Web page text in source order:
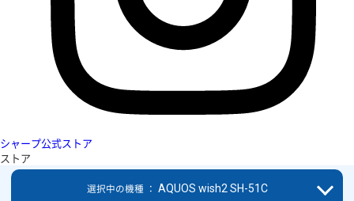
シャープ公式ストア
ストア
選択中の機種 ： AQUOS wish2 SH-51C